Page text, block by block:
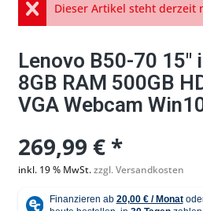
Dieser Artikel steht derzeit
Lenovo B50-70 15"
8GB RAM 500GB
VGA Webcam
269,99 € *
inkl. 19 % MwSt.zzgl. Versandkosten